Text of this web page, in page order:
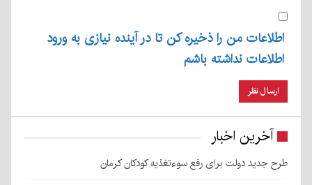
اطلاعات من را ذخیره کن تا در آینده نیازی به ورود
اطلاعات نداشته باشم
آخرین اخبار
طرح جدید دولت برای رفع سوءتغذیه کودکان کرمان